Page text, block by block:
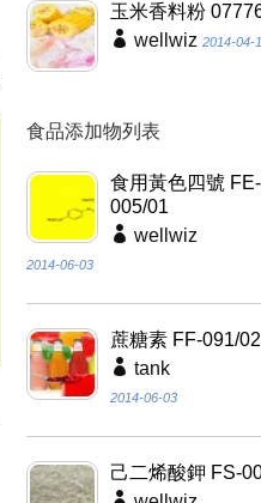
玉米香料粉
wellwiz 2014-04-
食品添加物列表
食用黃色四號 FE-
005/01
wellwiz
2014-06-03
蔗糖素 FF-091/02
tank
2014-06-03
己二烯酸鉀 FS-